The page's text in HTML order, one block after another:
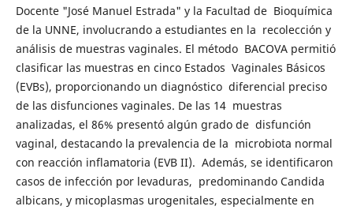
Docente "José Manuel Estrada" y la Facultad de Bioquímica
de la UNNE, involucrando a estudiantes en la recolección y
análisis de muestras vaginales. El método BACOVA permitió
clasificar las muestras en cinco Estados Vaginales Básicos
(EVBs), proporcionando un diagnóstico diferencial preciso
de las disfunciones vaginales. De las 14 muestras
analizadas, el 86% presentó algún grado de disfunción
vaginal, destacando la prevalencia de la microbiota normal
con reacción inflamatoria (EVB II). Además, se identificaron
casos de infección por levaduras, predominando Candida
albicans, y micoplasmas urogenitales, especialmente en